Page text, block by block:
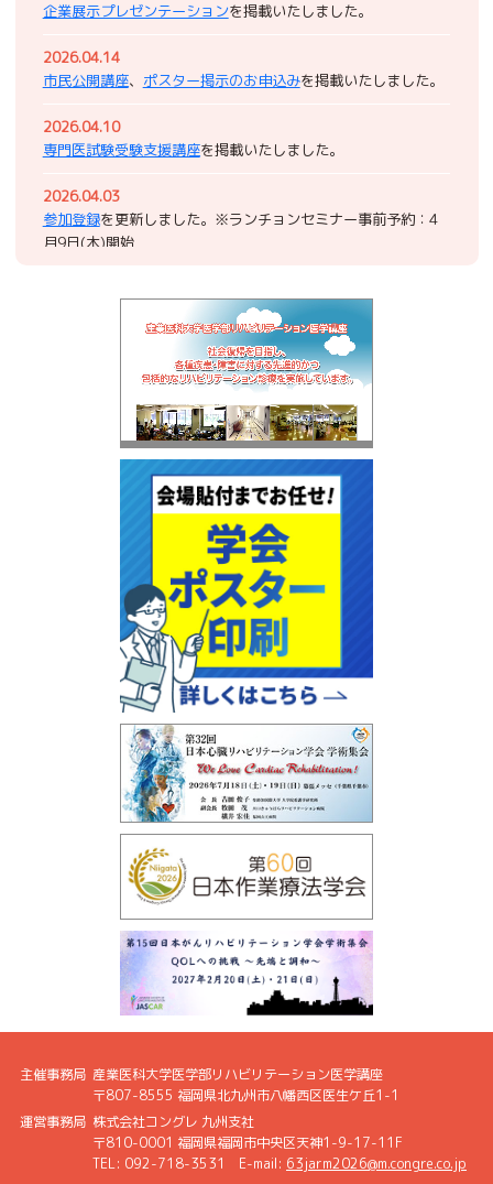
企業展示プレゼンテーションを掲載いたしました。
2026.04.14
市民公開講座、 ポスター掲示のお申込みを掲載いたしました。
2026.04.10
専門医試験受験支援講座を掲載いたしました。
2026.04.03
参加登録を更新しました。※ランチョンセミナー事前予約：4
月9日(木)開始
を更新いたしました。
を掲載いたしました。
座長・演者へのお知らせを掲載いたしました。
を掲載いたしました。
ハンズオンセミナーを掲載いたしました。
一般演題登録、関連専門職演題登録を締め切りました。
一般演題登録期間、関連専門職演題登録期間を再延長いたしま
した。※締切：1月14日(水)正午まで
一般演題登録期間、関連専門職演題登録期間を延長いたしまし
た。※締切：12月24日(水)正午
切：12月3日(水)正午
利益相反について
を掲載いたしました。
ご挨拶、開催概要、会場アクセス、リンク、協賛募集のご案内
2025.06.12
第63回日本リハビリテーション医学会学術集会ホームページを
公開いたしました。
主催事務局 産業医科大学医学部リハビリテーション医学講座
〒807-8555 福岡県北九州市八幡西区医生ケ丘1-1
運営事務局 株式会社コングレ 九州支社
〒810-0001 福岡県福岡市中央区天神1-9-17-11F
TEL: 092-718-3531 E-mail: 63jarm2026@m.congre.co.jp